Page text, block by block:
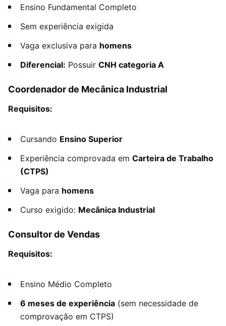
Ensino Fundamental Completo
Sem experiência exigida
Vaga exclusiva para homens
Diferencial: Possuir CNH categoria A
Coordenador de Mecânica Industrial
Requisitos:
Cursando Ensino Superior
Experiência comprovada em Carteira de Trabalho
(CTPS)
Vaga para homens
Curso exigido: Mecânica Industrial
Consultor de Vendas
Requisitos:
Ensino Médio Completo
6 meses de experiência (sem necessidade de
comprovação em CTPS)